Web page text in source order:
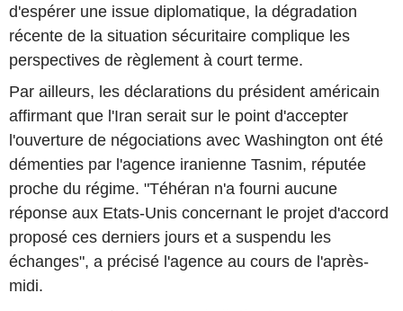
d'espérer une issue diplomatique, la dégradation
récente de la situation sécuritaire complique les
perspectives de règlement à court terme.
Par ailleurs, les déclarations du président américain
affirmant que l'Iran serait sur le point d'accepter
l'ouverture de négociations avec Washington ont été
démenties par l'agence iranienne Tasnim, réputée
proche du régime. "Téhéran n'a fourni aucune
réponse aux Etats-Unis concernant le projet d'accord
proposé ces derniers jours et a suspendu les
échanges", a précisé l'agence au cours de l'après-
midi.